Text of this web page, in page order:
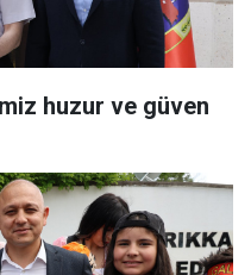
huzur ve güven